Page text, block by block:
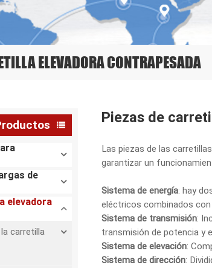
ELEVADORA CONTRAPESADA
de
elevadora
carretilla
Piezas de
Las piezas de las
garantizar un
Sistema de energía: hay
eléctricos combinados
Sistema de transmisión:
transmisión de potencia y
Sistema de elevación:
Sistema de dirección: